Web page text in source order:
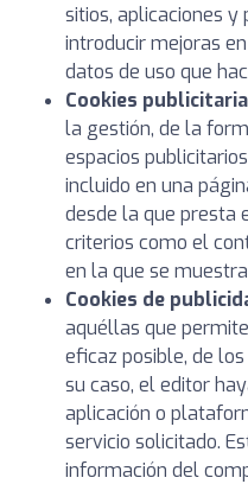
sitios, aplicaciones
introducir mejoras
datos de uso que
Cookies
la gestión, de la
espacios
incluido en una
desde la que presta
criterios como el
en la que se
Cookies de
aquéllas que
eficaz posible, de
su caso, el editor
aplicación o
servicio solicitado.
información del